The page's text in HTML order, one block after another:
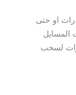
او حتى
لسحب